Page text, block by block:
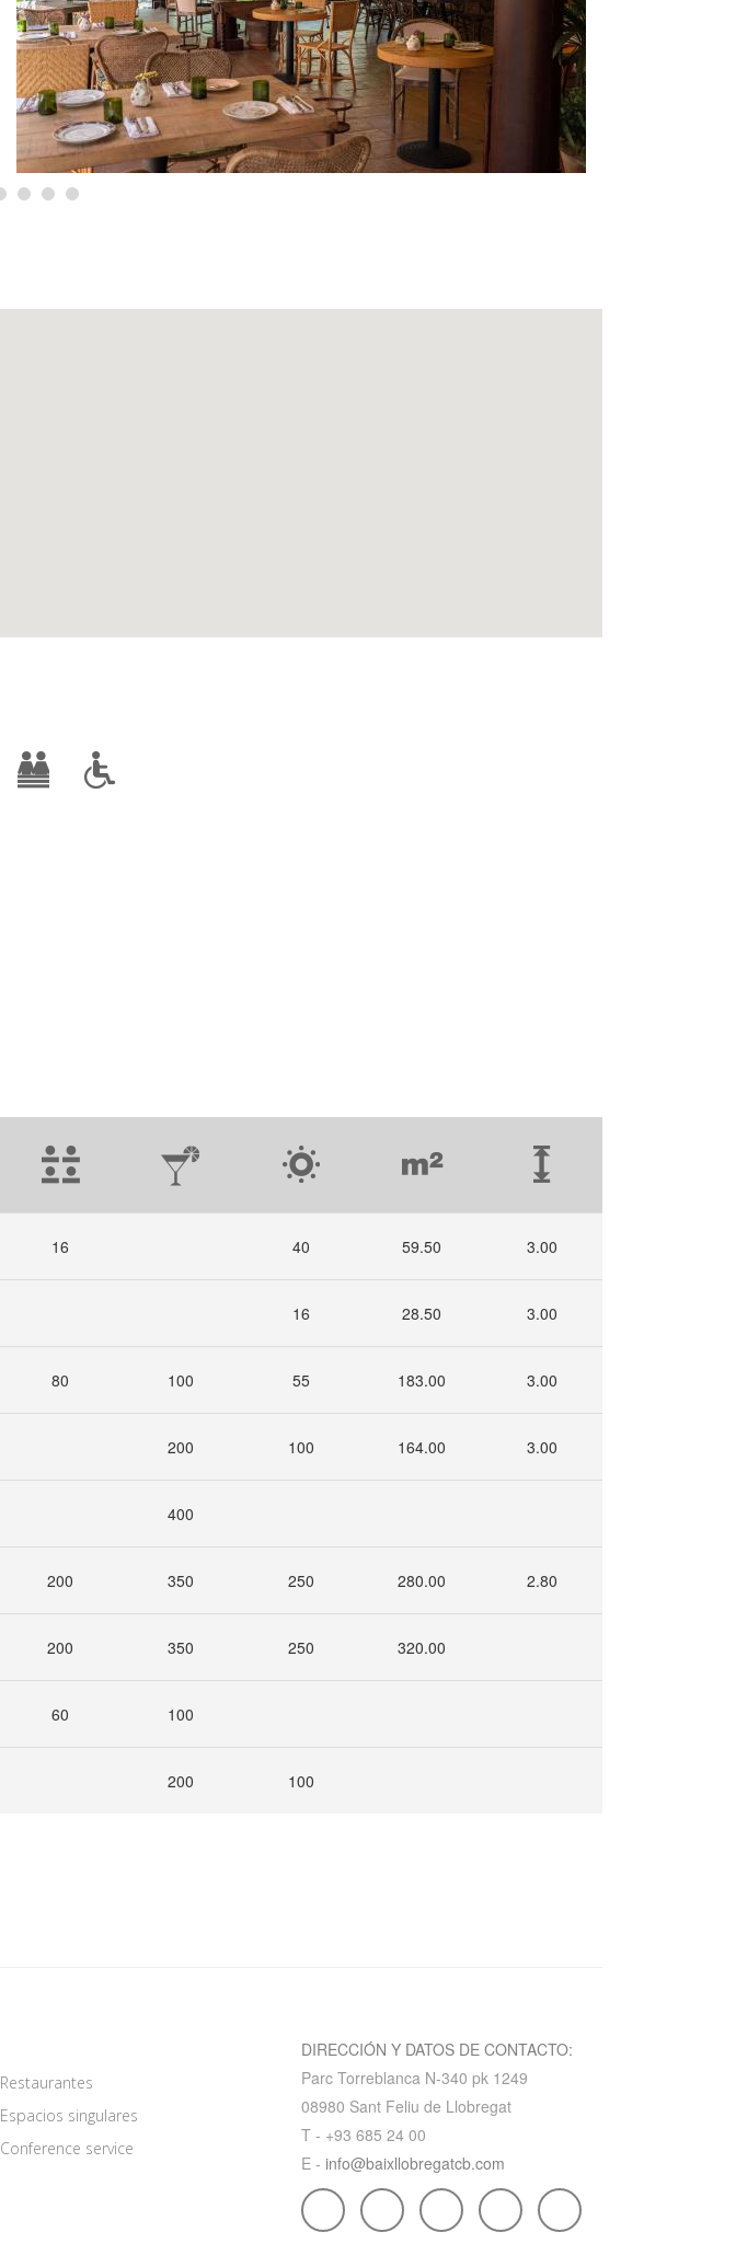
16 40 59.50 3.00
16 28.50 3.00
80 100 55 183.00 3.00
200 100 164.00 3.00
400
200 350 250 280.00 2.80
200 350 250 320.00
60 100
200 100
Restaurantes
Espacios singulares
Conference service
DIRECCIÓN Y DATOS DE CONTACTO:
Parc Torreblanca N-340 pk 1249
08980 Sant Feliu de Llobregat
T - +93 685 24 00
E - info@baixllobregatcb.com